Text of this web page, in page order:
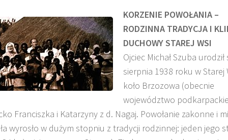
KORZENIE POWOŁANIA –
RODZINNA TRADYCJA I
DUCHOWY STAREJ WSI
Ojciec Michał Szuba urodził
sierpnia 1938 roku w Starej
koło Brzozowa (obecnie
województwo
Franciszka i Katarzyny z d. Nagaj. Powołanie zakonne i
wyrosło w dużym stopniu z tradycji rodzinnej: jeden jego